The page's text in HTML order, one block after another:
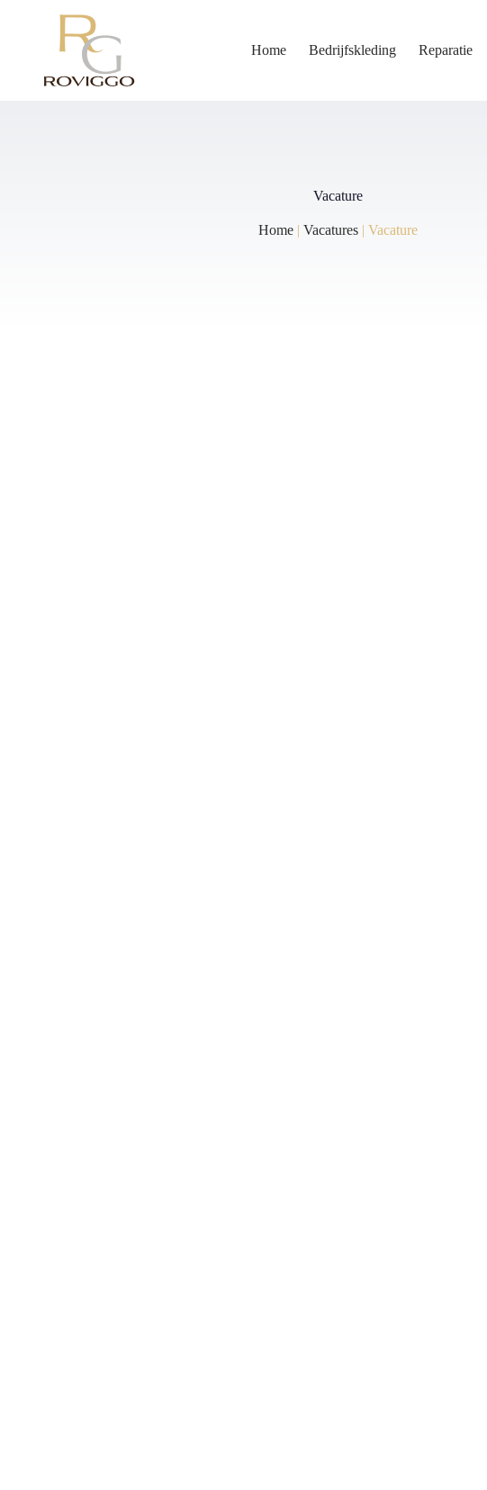
Home Bedrijfskleding Reparatie
Vacature
Home| Vacatures| Vacature